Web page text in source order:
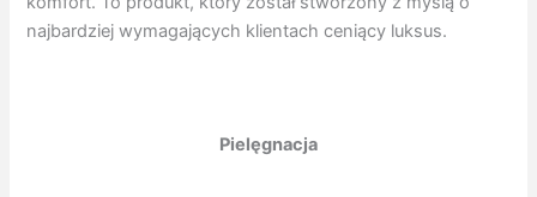
najbardziej wymagających klientach ceniący luksus.
Pielęgnacja